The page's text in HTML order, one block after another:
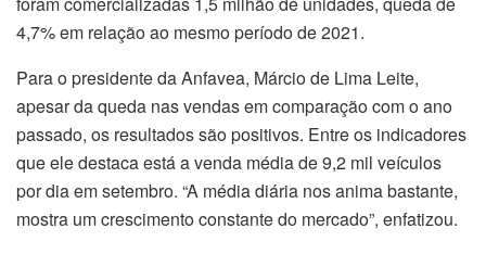
4,7% em relação ao mesmo período de 2021.
Para o presidente da Anfavea, Márcio de Lima Leite,
apesar da queda nas vendas em comparação com o ano
passado, os resultados são positivos. Entre os indicadores
que ele destaca está a venda média de 9,2 mil veículos
por dia em setembro. “A média diária nos anima bastante,
mostra um crescimento constante do mercado”, enfatizou.